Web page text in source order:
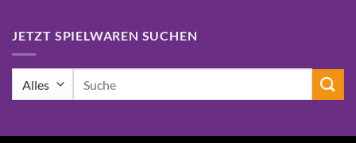
JETZT SPIELWAREN SUCHEN